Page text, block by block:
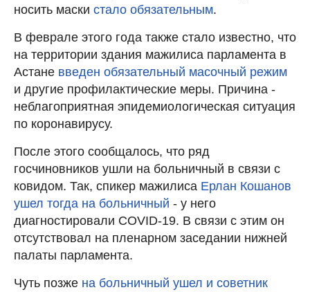
носить маски стало обязательным.
В феврале этого года также стало известно, что
на территории здания мажилиса парламента в
Астане введен обязательный масочный режим
и другие профилактические меры. Причина -
неблагоприятная эпидемиологическая ситуация
по коронавирусу.
После этого сообщалось, что ряд
госчиновников ушли на больничный в связи с
ковидом. Так, спикер мажилиса Ерлан Кошанов
ушел тогда на больничный - у него
диагностировали COVID-19. В связи с этим он
отсутствовал на пленарном заседании нижней
палаты парламента.
Чуть позже на больничный ушел и советник